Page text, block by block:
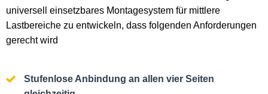
universell einsetzbares Montagesystem für mittlere
Lastbereiche zu entwickeln, dass folgenden Anforderungen
gerecht wird
Stufenlose Anbindung an allen vier Seiten